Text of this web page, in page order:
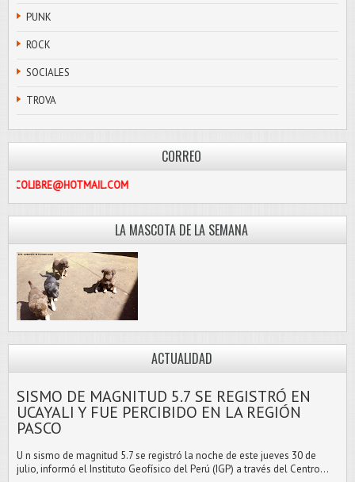
PUNK
ROCK
SOCIALES
TROVA
CORREO
PASCOLIBRE@HOTMAIL.COM
LA MASCOTA DE LA SEMANA
ACTUALIDAD
SISMO DE MAGNITUD 5.7 SE REGISTRÓ EN
UCAYALI Y FUE PERCIBIDO EN LA REGIÓN
PASCO
U n sismo de magnitud 5.7 se registró la noche de este jueves 30 de
julio, informó el Instituto Geofísico del Perú (IGP) a través del Centro...